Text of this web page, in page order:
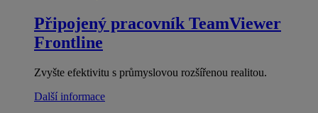
Připojený pracovník TeamViewer
Frontline
Zvyšte efektivitu s průmyslovou rozšířenou realitou.
Další informace